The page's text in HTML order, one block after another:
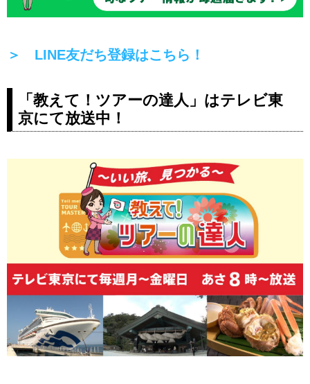
＞ LINE友だち登録はこちら！
「教えて！ツアーの達人」はテレビ東
京にて放送中！